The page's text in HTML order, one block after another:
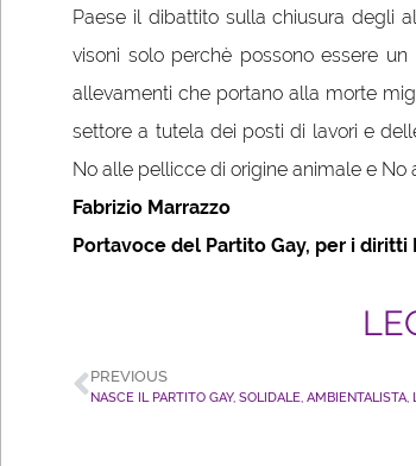
Paese il dibattito sulla chiusura degli
visoni solo perchè possono essere
allevamenti che portano alla morte
settore a tutela dei posti di lavori e
No alle pellicce di origine animale e No
Fabrizio Marrazzo
Portavoce del Partito Gay, per i
PREVIOUS